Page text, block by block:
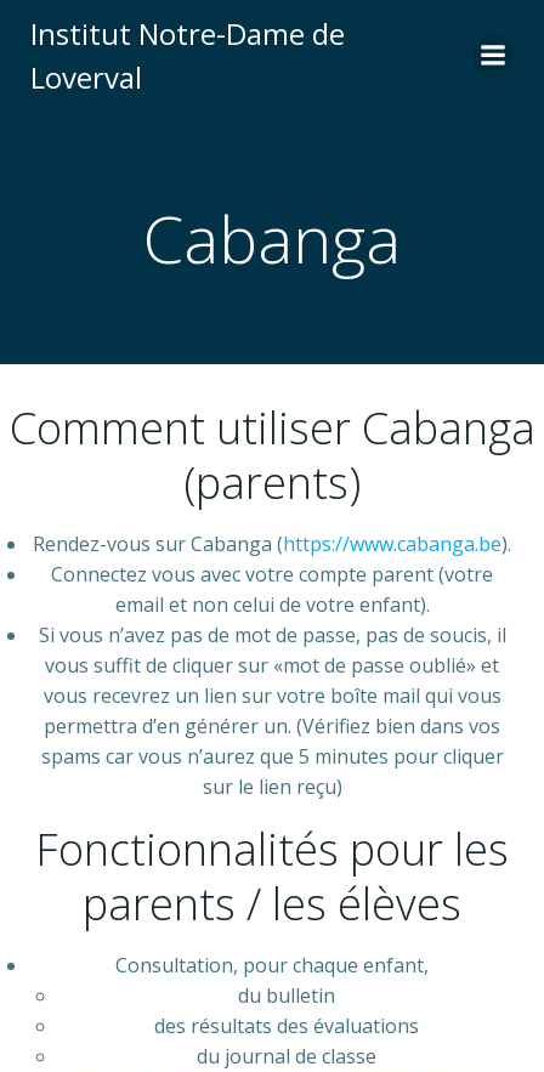
to
Institut Notre-Dame de
Loverval
Cabanga
Comment utiliser Cabanga
(parents)
Rendez-vous sur Cabanga (https://www.cabanga.be).
Connectez vous avec votre compte parent (votre
email et non celui de votre enfant).
Si vous n’avez pas de mot de passe, pas de soucis, il
vous suffit de cliquer sur «mot de passe oublié» et
vous recevrez un lien sur votre boîte mail qui vous
permettra d’en générer un. (Vérifiez bien dans vos
spams car vous n’aurez que 5 minutes pour cliquer
sur le lien reçu)
Fonctionnalités pour les
parents / les élèves
Consultation, pour chaque enfant,
du bulletin
des résultats des évaluations
du journal de classe